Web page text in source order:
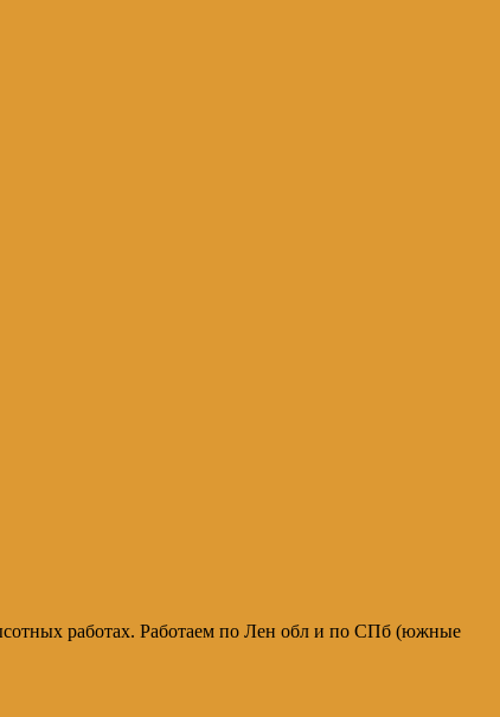
работах. Работаем по Лен обл и по СПб (южные